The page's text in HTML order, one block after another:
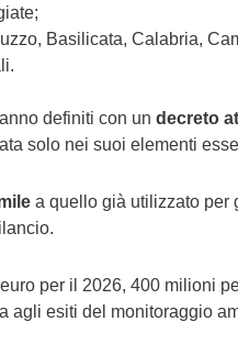
Basilicata, Calabria,
definiti con un decreto
solo nei suoi elementi
a quello già utilizzato per
per il 2026, 400 milioni
agli esiti del monitoraggio